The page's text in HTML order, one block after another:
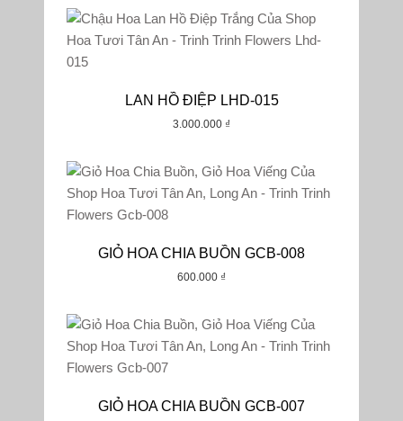
₫500000-₫1000000
2000000₫+
LAN HỒ ĐIỆP LHD-015
3.000.000 ₫
GIỎ HOA CHIA BUỒN GCB-008
600.000 ₫
GIỎ HOA CHIA BUỒN GCB-007